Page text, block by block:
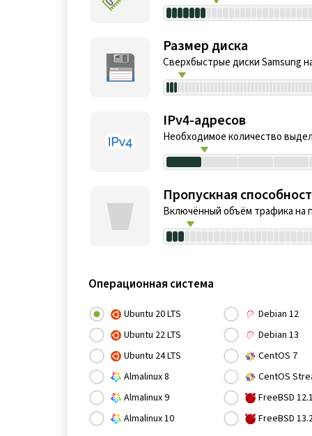
Размер диска
Сверхбыстрые диски Samsung
IPv4-адресов
Необходимое количество
Пропускная
Включённый объём трафика на
Операционная система
Ubuntu 20 LTS
Ubuntu 22 LTS
Ubuntu 24 LTS
Almalinux 8
Almalinux 9
Almalinux 10
Debian 12
Debian 13
CentOS 7
CentOS
FreeBSD
FreeBSD